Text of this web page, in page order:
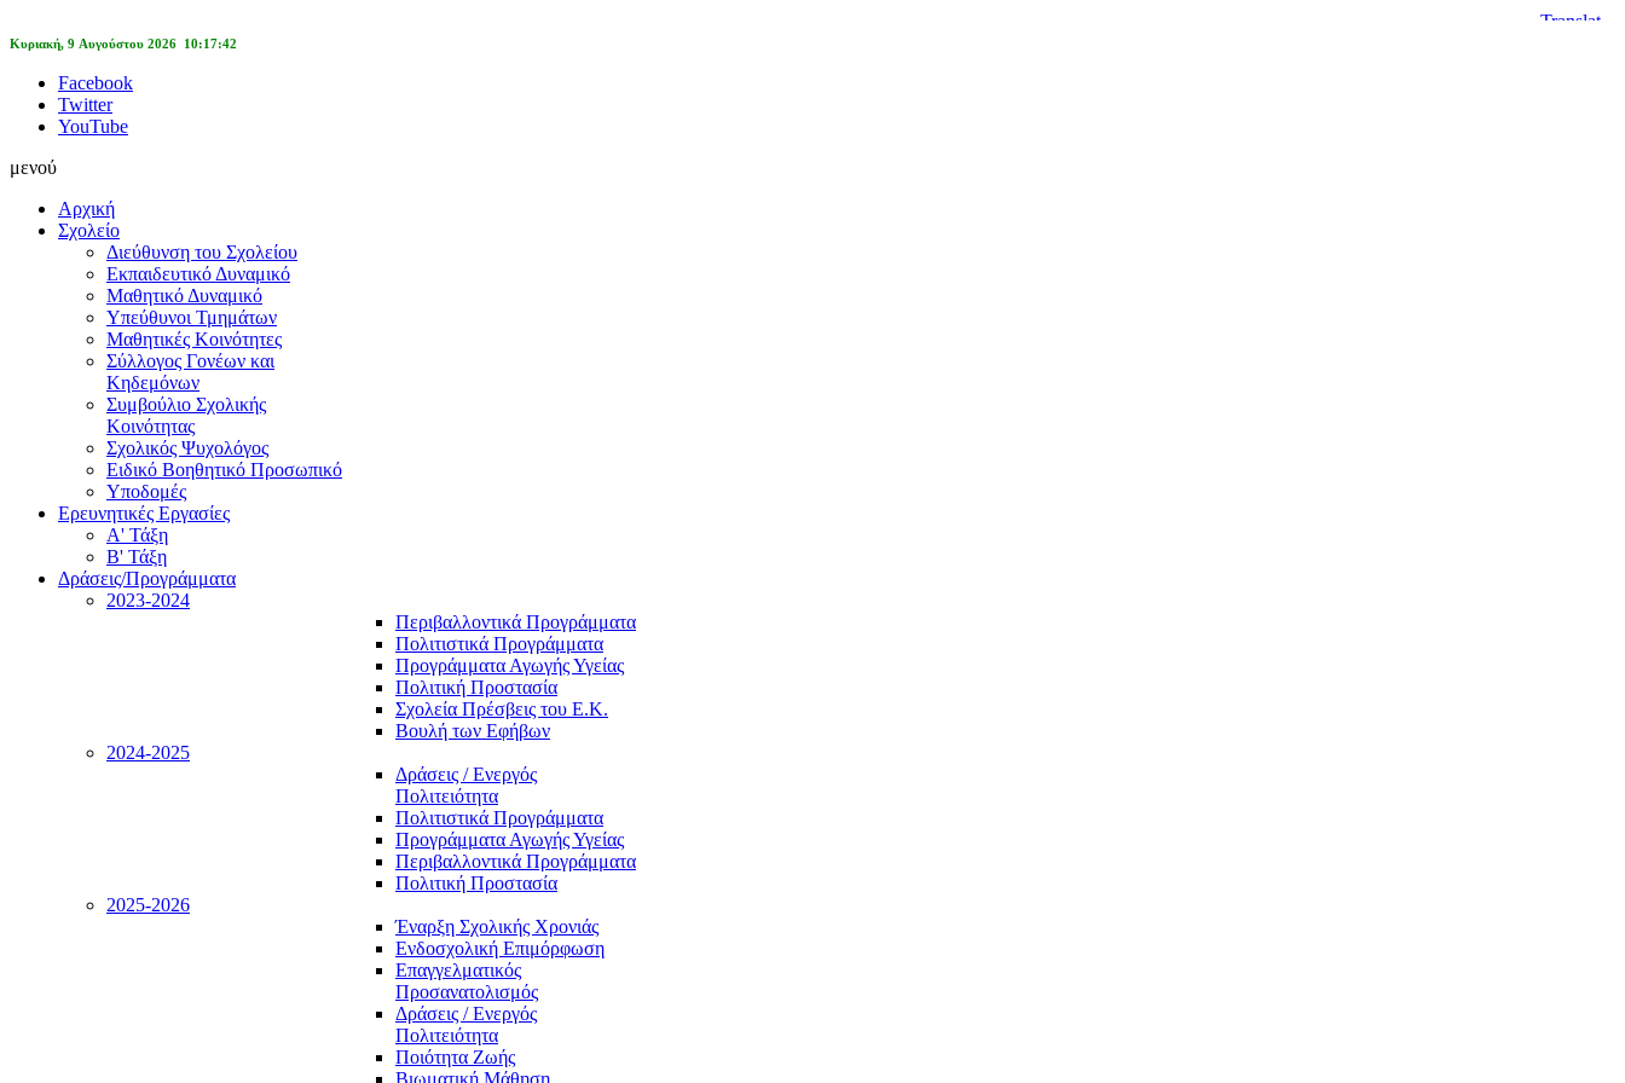
Κυριακή, 9 Αυγούστου 2026 10:17:42
Facebook
Twitter
YouTube
μενού
Αρχική
Σχολείο
Διεύθυνση του Σχολείου
Εκπαιδευτικό Δυναμικό
Μαθητικό Δυναμικό
Υπεύθυνοι Τμημάτων
Μαθητικές Κοινότητες
Σύλλογος Γονέων και
Κηδεμόνων
Συμβούλιο Σχολικής
Κοινότητας
Σχολικός Ψυχολόγος
Ειδικό Βοηθητικό Προσωπικό
Υποδομές
Ερευνητικές Εργασίες
Α' Τάξη
Β' Τάξη
Δράσεις/Προγράμματα
2023-2024
Περιβαλλοντικά Προγράμματα
Πολιτιστικά Προγράμματα
Προγράμματα Αγωγής Υγείας
Πολιτική Προστασία
Σχολεία Πρέσβεις του Ε.Κ.
Βουλή των Εφήβων
2024-2025
Δράσεις / Ενεργός
Πολιτειότητα
Πολιτιστικά Προγράμματα
Προγράμματα Αγωγής Υγείας
Περιβαλλοντικά Προγράμματα
Πολιτική Προστασία
2025-2026
Έναρξη Σχολικής Χρονιάς
Ενδοσχολική Επιμόρφωση
Επαγγελματικός
Προσανατολισμός
Δράσεις / Ενεργός
Πολιτειότητα
Ποιότητα Ζωής
Βιωματική Μάθηση